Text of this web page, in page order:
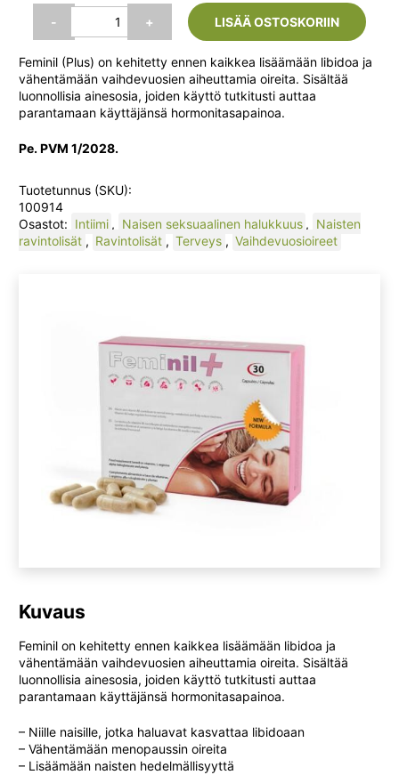
oli:
44,90 €.
on:
24,90
-
tabl.
määrä
+ LISÄÄ OSTOSKORIIN
Feminil (Plus) on kehitetty ennen kaikkea lisäämään libidoa ja
vähentämään vaihdevuosien aiheuttamia oireita. Sisältää
luonnollisia ainesosia, joiden käyttö tutkitusti auttaa
parantamaan käyttäjänsä hormonitasapainoa.
Pe. PVM 1/2028.
Tuotetunnus (SKU):
100914
Osastot: Intiimi , Naisen seksuaalinen halukkuus , Naisten
ravintolisät , Ravintolisät , Terveys , Vaihdevuosioireet
Kuvaus
Feminil on kehitetty ennen kaikkea lisäämään libidoa ja
vähentämään vaihdevuosien aiheuttamia oireita. Sisältää
luonnollisia ainesosia, joiden käyttö tutkitusti auttaa
parantamaan käyttäjänsä hormonitasapainoa.
– Niille naisille, jotka haluavat kasvattaa libidoaan
– Vähentämään menopaussin oireita
– Lisäämään naisten hedelmällisyyttä